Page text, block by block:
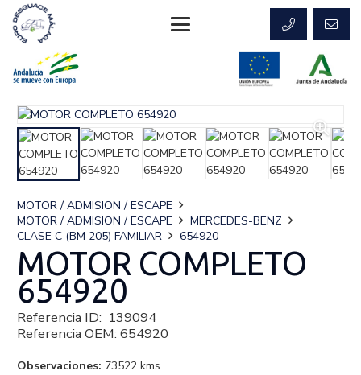
MOTOR / ADMISION / ESCAPE
MOTOR / ADMISION / ESCAPE
MERCEDES-BENZ
CLASE C (BM 205) FAMILIAR
654920
MOTOR COMPLETO
654920
Referencia ID: 139094
Referencia OEM: 654920
Observaciones: 73522 kms